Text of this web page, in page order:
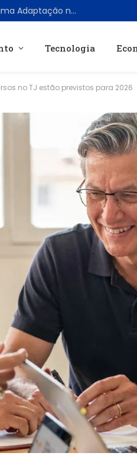
8 Livros de Ficção Científica que Merecem uma Adaptação no Estilo de The Expanse
Tecnologia
no TJ estão previstos para 2026